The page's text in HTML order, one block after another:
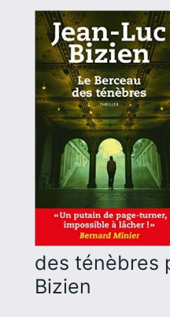
des ténèbres
Bizien